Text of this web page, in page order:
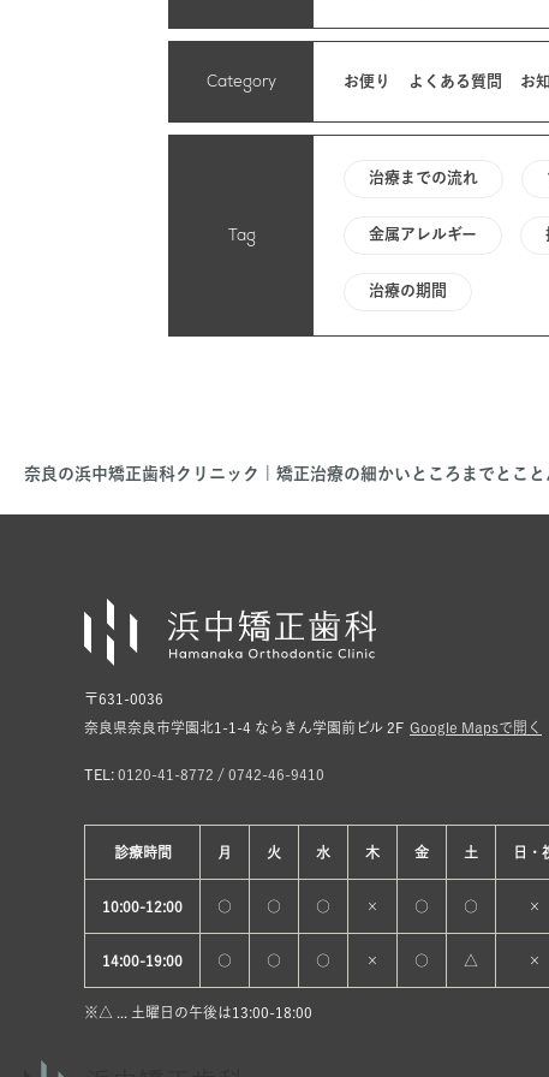
Category お便り よくある質問 お
Tag
治療までの流れ
金属アレルギー
治療の期間
奈良の浜中矯正歯科クリニック | 矯正治療の細かいところまでとこと
〒631-0036
奈良県奈良市学園北1-1-4 ならきん学園前ビル 2F Google Mapsで開く
TEL: 0120-41-8772 / 0742-46-9410
診療時間 月 火 水 木 金 土 日 ・
10:00-12:00 ○ ○ ○ × ○ ○ ×
14:00-19:00 ○ ○ ○ × ○ △ ×
※△ ... 土曜日の午後は13:00-18:00